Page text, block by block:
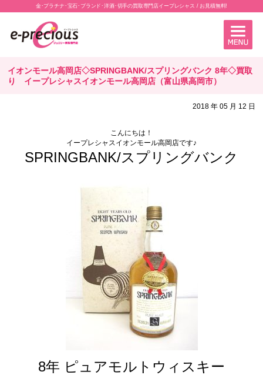
金･プラチナ･宝石･ブランド･洋酒･切手の買取専門店イープレシャス / お見積無料!
イオンモール高岡店◇SPRINGBANK/スプリングバンク 8年◇買取
り イープレシャスイオンモール高岡店（富山県高岡市）
2018 年 05 月 12 日
こんにちは！
イープレシャスイオンモール高岡店です♪
SPRINGBANK/スプリングバンク
8年 ピュアモルトウィスキー